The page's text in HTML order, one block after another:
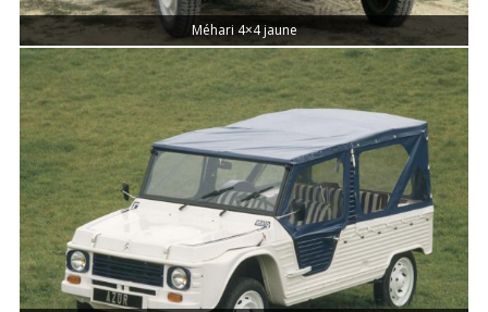
Méhari 4×4 jaune